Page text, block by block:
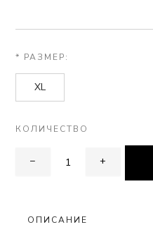
* РАЗМЕР:
XL
КОЛИЧЕСТВО
− +
ОПИСАНИЕ